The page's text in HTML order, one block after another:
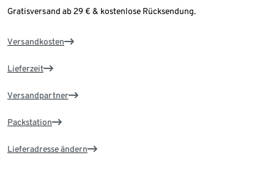
Gratisversand ab 29 € & kostenlose Rücksendung.
Versandkosten
Lieferzeit
Versandpartner
Packstation
Lieferadresse ändern